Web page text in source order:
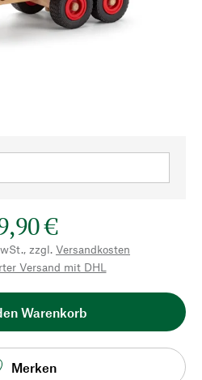
€
zzgl. Versandkosten
Versand mit DHL
Warenkorb
Merken